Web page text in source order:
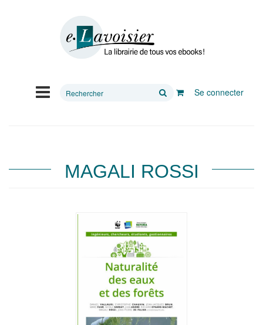
Rechercher
Se connecter
MAGALI ROSSI